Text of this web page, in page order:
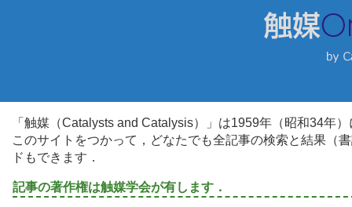
「触媒（Catalysts and Catalysis）」は1959年（昭和34年
このサイトをつかって，どなたでも全記事の検索と結果（
ドもできます．
記事の著作権は触媒学会が有します．